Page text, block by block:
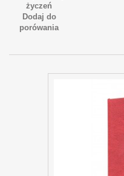
życzeń
Dodaj do
porówania